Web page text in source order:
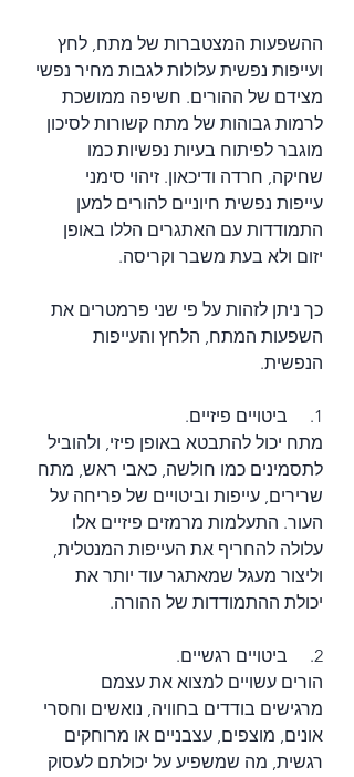
ההשפעות המצטברות של מתח, לחץ
ועייפות נפשית עלולות לגבות מחיר נפשי
מצידם של ההורים. חשיפה ממושכת
לרמות גבוהות של מתח קשורות לסיכון
מוגבר לפיתוח בעיות נפשיות כמו
שחיקה, חרדה ודיכאון. זיהוי סימני
עייפות נפשית חיוניים להורים למען
התמודדות עם האתגרים הללו באופן
יזום ולא בעת משבר וקריסה.
כך ניתן לזהות על פי שני פרמטרים את
השפעות המתח, הלחץ והעייפות
הנפשית.
1.     ביטויים פיזיים.
מתח יכול להתבטא באופן פיזי, ולהוביל
לתסמינים כמו חולשה, כאבי ראש, מתח
שרירים, עייפות וביטויים של פריחה על
העור. התעלמות מרמזים פיזיים אלו
עלולה להחריף את העייפות המנטלית,
וליצור מעגל שמאתגר עוד יותר את
יכולת ההתמודדות של ההורה.
2.     ביטויים רגשיים.
הורים עשויים למצוא את עצמם
מרגישים בודדים בחוויה, נואשים וחסרי
אונים, מוצפים, עצבניים או מרוחקים
רגשית, מה שמשפיע על יכולתם לעסוק